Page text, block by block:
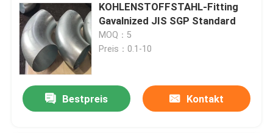
KOHLENSTOFFSTAHL-Fitting
Gavalnized JIS SGP Standard
MOQ：5
Preis：0.1-10
Bestpreis Kontakt